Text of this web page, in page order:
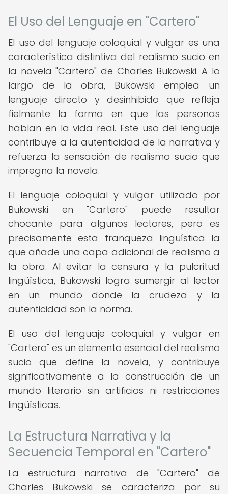
El Uso del Lenguaje en "Cartero"
El uso del lenguaje coloquial y vulgar es una
característica distintiva del realismo sucio en
la novela "Cartero" de Charles Bukowski. A lo
largo de la obra, Bukowski emplea un
lenguaje directo y desinhibido que refleja
fielmente la forma en que las personas
hablan en la vida real. Este uso del lenguaje
contribuye a la autenticidad de la narrativa y
refuerza la sensación de realismo sucio que
impregna la novela.
El lenguaje coloquial y vulgar utilizado por
Bukowski en "Cartero" puede resultar
chocante para algunos lectores, pero es
precisamente esta franqueza lingüística la
que añade una capa adicional de realismo a
la obra. Al evitar la censura y la pulcritud
lingüística, Bukowski logra sumergir al lector
en un mundo donde la crudeza y la
autenticidad son la norma.
El uso del lenguaje coloquial y vulgar en
"Cartero" es un elemento esencial del realismo
sucio que define la novela, y contribuye
significativamente a la construcción de un
mundo literario sin artificios ni restricciones
lingüísticas.
La Estructura Narrativa y la
Secuencia Temporal en "Cartero"
La estructura narrativa de "Cartero" de
Charles Bukowski se caracteriza por su